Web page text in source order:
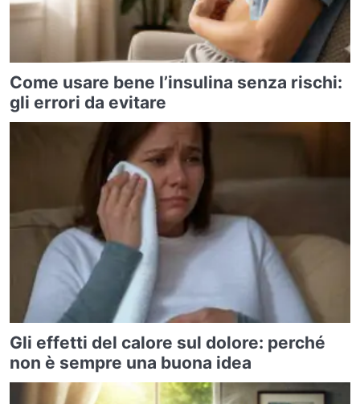
Come usare bene l’insulina senza rischi:
gli errori da evitare
Gli effetti del calore sul dolore: perché
non è sempre una buona idea